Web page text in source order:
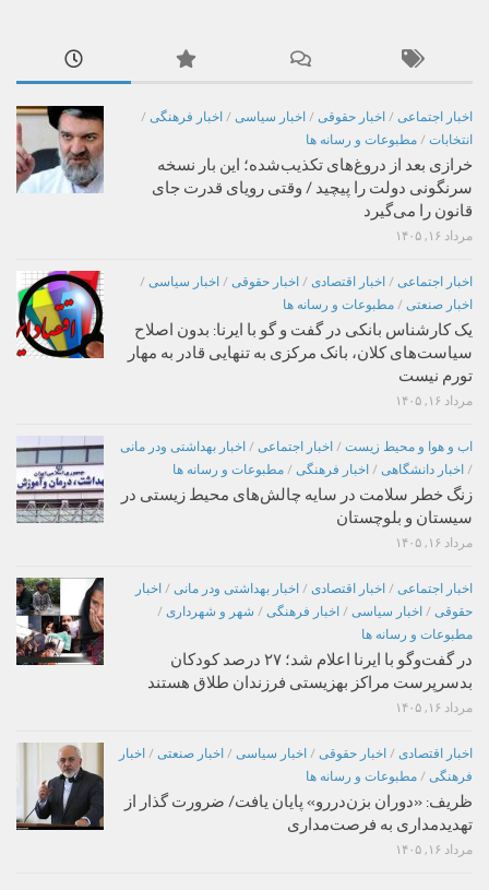
اخبار اجتماعی / اخبار حقوقی / اخبار سیاسی / اخبار فرهنگی /
انتخابات / مطبوعات و رسانه ها
خرازی بعد از دروغ‌های تکذیب‌شده؛ این بار نسخه
سرنگونی دولت را پیچید / وقتی رویای قدرت جای
قانون را می‌گیرد
مرداد ۱۶, ۱۴۰۵
اخبار اجتماعی / اخبار اقتصادی / اخبار حقوقی / اخبار سیاسی /
اخبار صنعتی / مطبوعات و رسانه ها
یک کارشناس بانکی در گفت و گو با ایرنا: بدون اصلاح
سیاست‌های کلان، بانک مرکزی به تنهایی قادر به مهار
تورم نیست
مرداد ۱۶, ۱۴۰۵
اب و هوا و محیط زیست / اخبار اجتماعی / اخبار بهداشتی ودر مانی
/ اخبار دانشگاهی / اخبار فرهنگی / مطبوعات و رسانه ها
زنگ خطر سلامت در سایه چالش‌های محیط زیستی در
سیستان و بلوچستان
مرداد ۱۶, ۱۴۰۵
اخبار اجتماعی / اخبار اقتصادی / اخبار بهداشتی ودر مانی / اخبار
حقوقی / اخبار سیاسی / اخبار فرهنگی / شهر و شهرداری /
مطبوعات و رسانه ها
در گفت‌وگو با ایرنا اعلام شد؛ ۲۷ درصد کودکان
بدسرپرست مراکز بهزیستی فرزندان طلاق هستند
مرداد ۱۶, ۱۴۰۵
اخبار اقتصادی / اخبار حقوقی / اخبار سیاسی / اخبار صنعتی / اخبار
فرهنگی / مطبوعات و رسانه ها
ظریف: «دوران بزن‌دررو» پایان یافت/ ضرورت گذار از
تهدیدمداری به فرصت‌مداری
مرداد ۱۶, ۱۴۰۵